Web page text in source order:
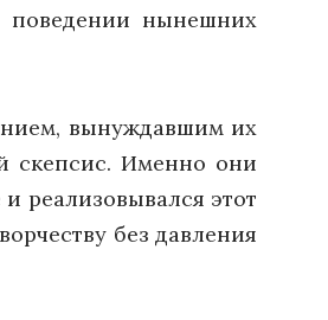
поведении нынешних
вынуждавшим их
скепсис. Именно они
реализовывался этот
без давления